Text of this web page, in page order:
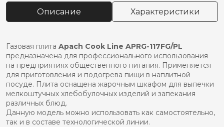
КОНФОРОЧН.700
APACH
Описание Характеристики
Газовая плита Apach Cook Line APRG-117FG/PL
предназначена для профессионального использования
на предприятиях общественного питания. Применяется
для приготовления и подогрева пищи в наплитной
посуде. Плита оснащена жарочным шкафом для выпечки
мелкоштучных хлебобулочных изделий и запекания
различных блюд.
Данную модель можно использовать как самостоятельно,
так и в составе технологической линии.